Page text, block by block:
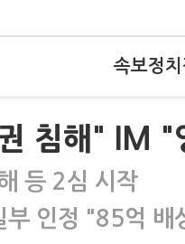
속보정치
침해" IM "
등 2심 시작
부 인정 "85억 배